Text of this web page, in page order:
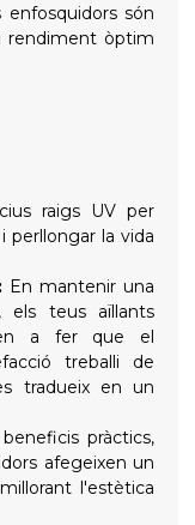
són
rendiment òptim
raigs UV per
la vida
En mantenir una
els teus aïllants
a fer que el
treballi de
tradueix en un
pràctics,
afegeixen un
l'estètica